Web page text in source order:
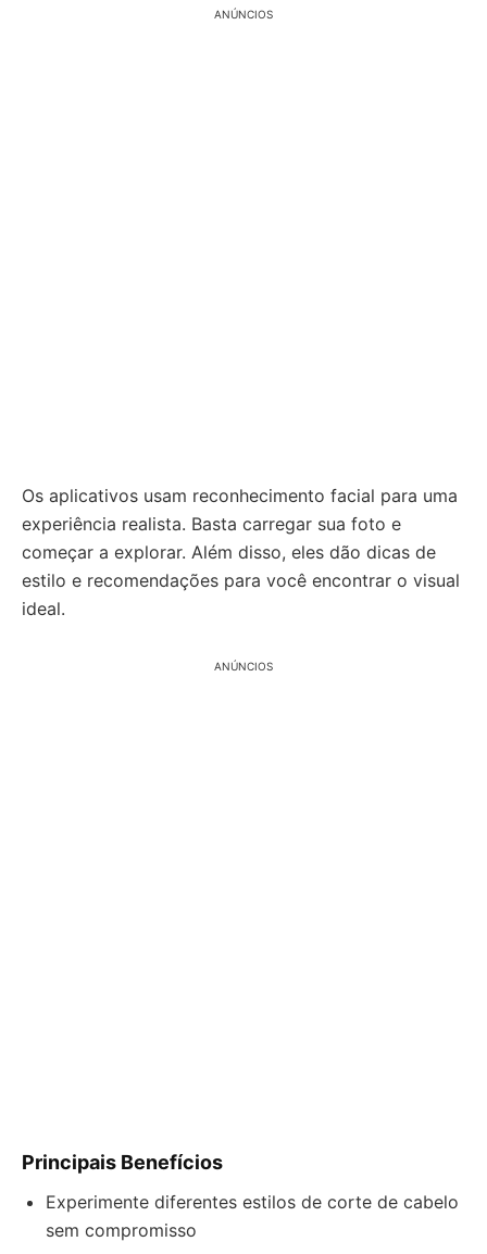
ANÚNCIOS
Os aplicativos usam reconhecimento facial para uma
experiência realista. Basta carregar sua foto e
começar a explorar. Além disso, eles dão dicas de
estilo e recomendações para você encontrar o visual
ideal.
ANÚNCIOS
Principais Benefícios
Experimente diferentes estilos de corte de cabelo
sem compromisso